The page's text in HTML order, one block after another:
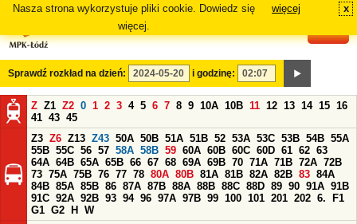
Nasza strona wykorzystuje pliki cookie. Dowiedz się
więcej.
więcej x
Sprawdź rozkład na dzień: i godzinę:
Z Z1 Z2 0 1 2 3 4 5 6 7 8 9 10A 10B 11 12 13 14 15 16
41 43 45
Z3 Z6 Z13 Z43 50A 50B 51A 51B 52 53A 53C 53B 54B 55A
55B 55C 56 57 58A 58B 59 60A 60B 60C 60D 61 62 63
64A 64B 65A 65B 66 67 68 69A 69B 70 71A 71B 72A 72B
73 75A 75B 76 77 78 80A 80B 81A 81B 82A 82B 83 84A
84B 85A 85B 86 87A 87B 88A 88B 88C 88D 89 90 91A 91B
91C 92A 92B 93 94 96 97A 97B 99 100 101 201 202 6.
F1
G1 G2 H
W